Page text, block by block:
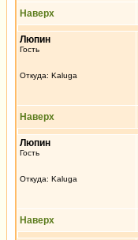
Наверх
Люпин
Гость
Откуда: Kaluga
Наверх
Люпин
Гость
Откуда: Kaluga
Наверх